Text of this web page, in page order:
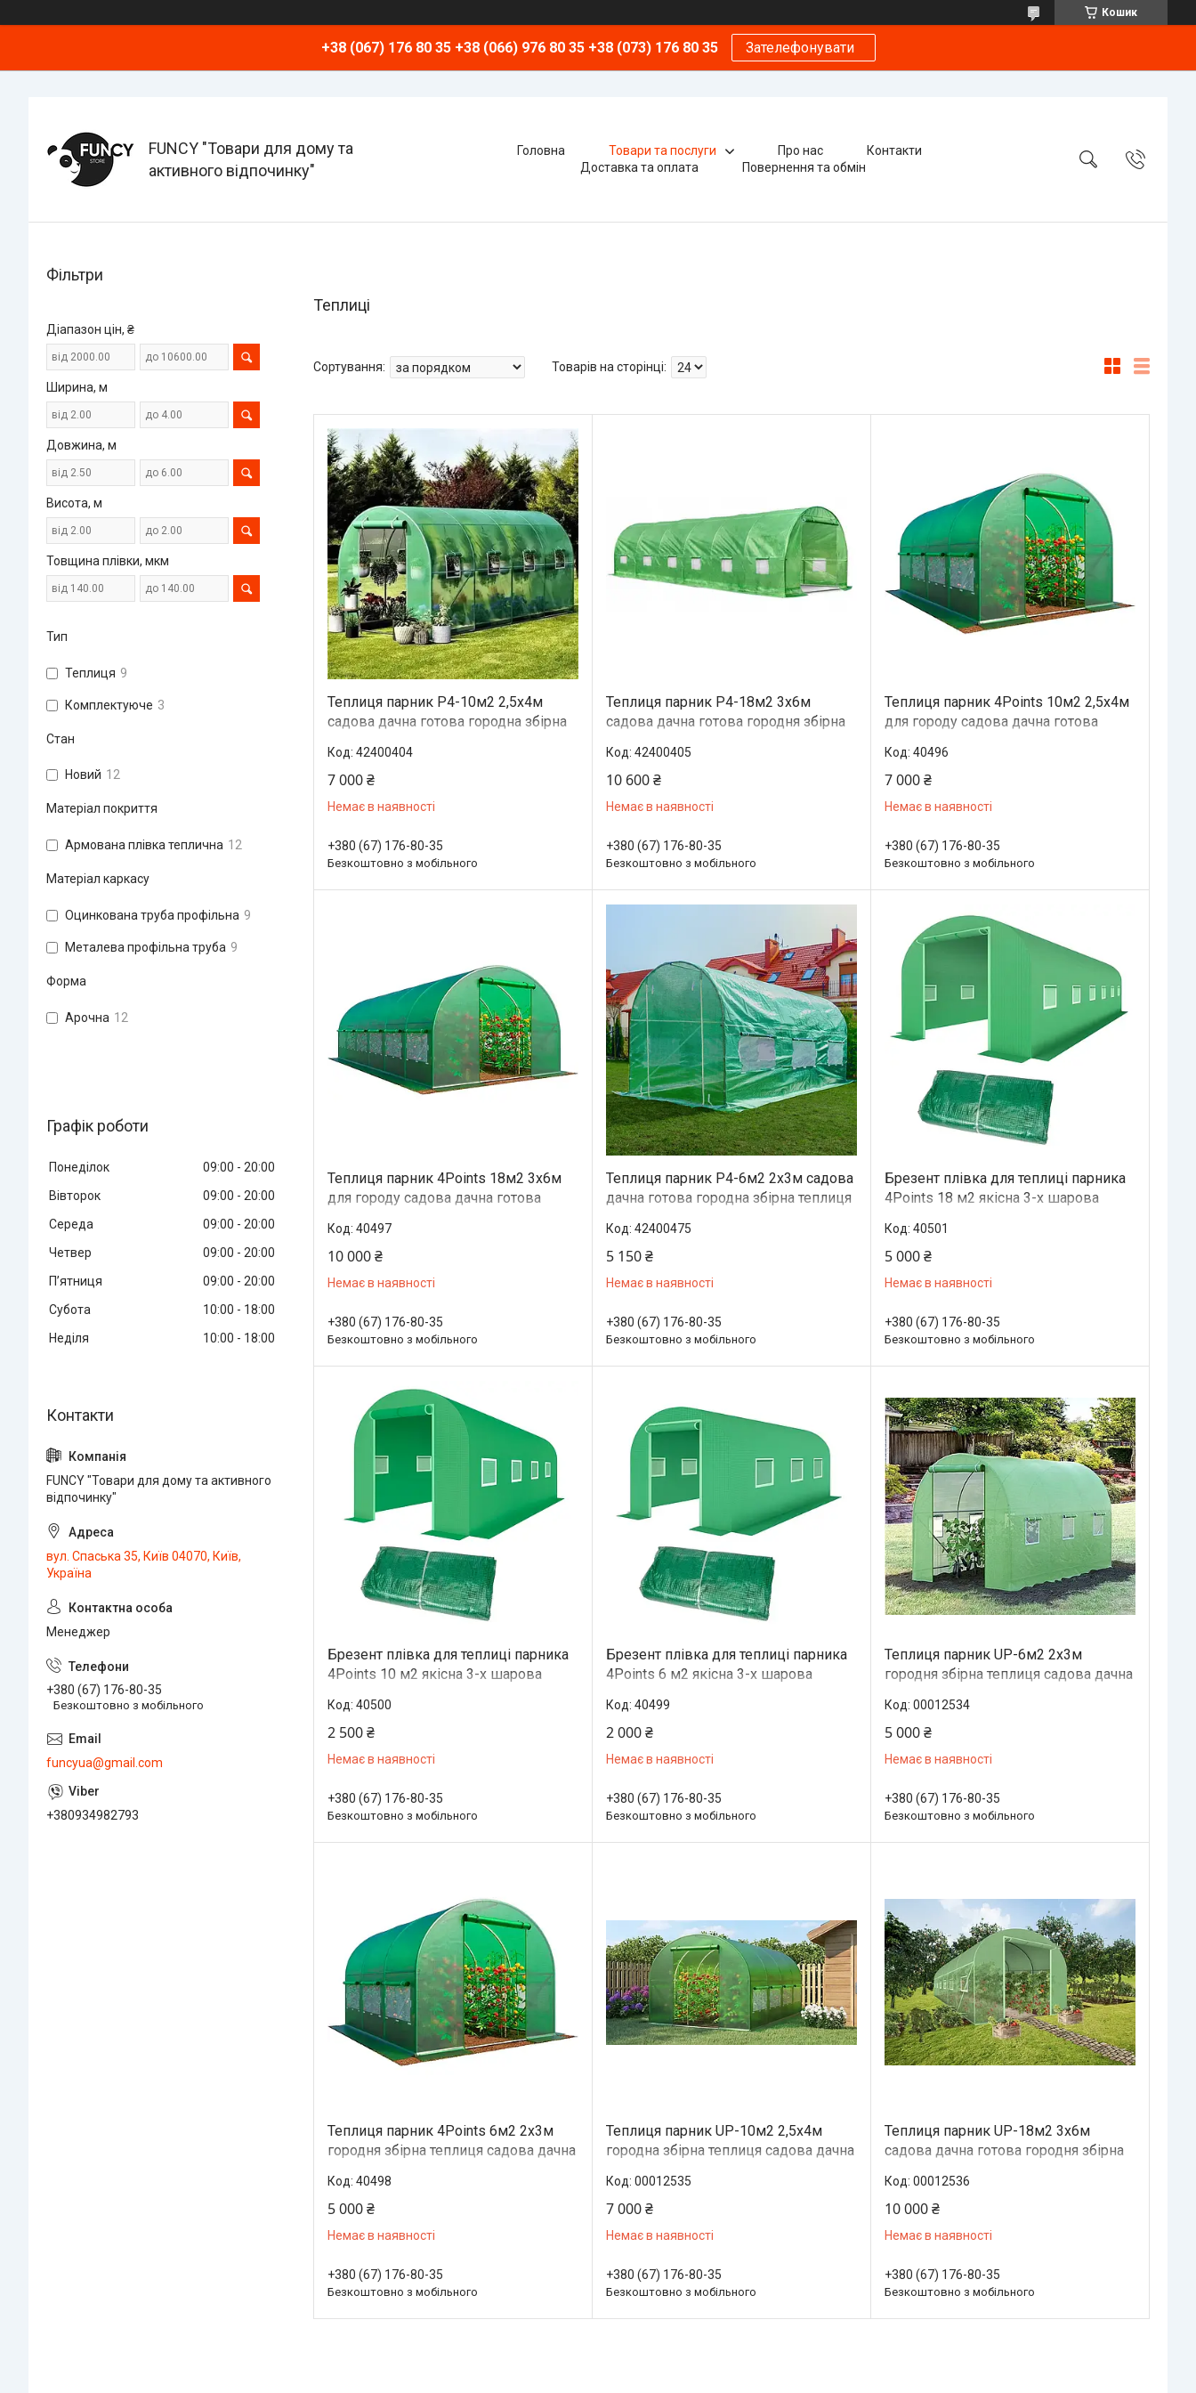
Кошик
+38 (067) 176 80 35 +38 (066) 976 80 35 +38 (073) 176 80 35 Зателефонувати
FUNCY "Товари для дому та
активного відпочинку"
Головна Товари та послуги Про нас
Контакти
Доставка та оплата
Повернення та обмін
Теплиці
Теплиця парник P4-10м2 2,5х4м
садова дачна готова городна збірна
42400404
7 000 ₴
Немає в наявності
+380 (67) 176-80-35
Безкоштовно з мобільного
Теплиця парник Р4-18м2 3x6м
садова дачна готова городня збірна
42400405
10 600 ₴
Немає в наявності
+380 (67) 176-80-35
Безкоштовно з мобільного
Теплиця парник 4Points 10м2 2,5х4м
для городу садова дачна готова
вікнами
40496
7 000 ₴
Немає в наявності
+380 (67) 176-80-35
Безкоштовно з мобільного
Теплиця парник 4Points 18м2 3x6м
для городу садова дачна готова
вікнами
40497
10 000 ₴
Немає в наявності
+380 (67) 176-80-35
Безкоштовно з мобільного
Теплиця парник P4-6м2 2х3м садова
дачна готова городна збірна теплиця
42400475
5 150 ₴
Немає в наявності
+380 (67) 176-80-35
Безкоштовно з мобільного
Брезент плівка для теплиці парника
4Points 18 м2 якісна 3-х шарова
40501
5 000 ₴
Немає в наявності
+380 (67) 176-80-35
Безкоштовно з мобільного
Брезент плівка для теплиці парника
4Points 10 м2 якісна 3-х шарова
40500
2 500 ₴
Немає в наявності
+380 (67) 176-80-35
Безкоштовно з мобільного
Брезент плівка для теплиці парника
4Points 6 м2 якісна 3-х шарова
40499
2 000 ₴
Немає в наявності
+380 (67) 176-80-35
Безкоштовно з мобільного
Теплиця парник UP-6м2 2x3м
городня збірна теплиця садова дачна
00012534
5 000 ₴
Немає в наявності
+380 (67) 176-80-35
Безкоштовно з мобільного
Теплиця парник 4Points 6м2 2x3м
городня збірна теплиця садова дачна
40498
5 000 ₴
Немає в наявності
+380 (67) 176-80-35
Безкоштовно з мобільного
Теплиця парник UP-10м2 2,5х4м
городна збірна теплиця садова дачна
00012535
7 000 ₴
Немає в наявності
+380 (67) 176-80-35
Безкоштовно з мобільного
Теплиця парник UP-18м2 3x6м
садова дачна готова городня збірна
00012536
10 000 ₴
Немає в наявності
+380 (67) 176-80-35
Безкоштовно з мобільного
Фільтри
Діапазон цін, ₴
Ширина, м
Довжина, м
Висота, м
Товщина плівки, мкм
Тип
Теплиця 9
Комплектуюче 3
Стан
Новий 12
Матеріал покриття
Армована плівка теплична 12
Матеріал каркасу
Оцинкована труба профільна 9
Металева профільна труба 9
Форма
Арочна 12
Графік роботи
Понеділок 09:00
20:00
Вівторок
09:00
20:00
Середа
09:00
20:00
Четвер
09:00
20:00
Пʼятниця
09:00
20:00
Субота
10:00
18:00
Неділя
10:00 18:00
FUNCY "Товари для дому та активного
відпочинку"
вул. Спаська 35, Київ 04070, Київ,
Україна
Менеджер
+380 (67) 176-80-35
Безкоштовно з мобільного
funcyua@gmail.com
+380934982793